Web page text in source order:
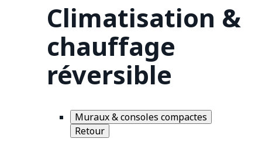
Climatisation &
chauffage
réversible
Muraux & consoles compactes
Retour